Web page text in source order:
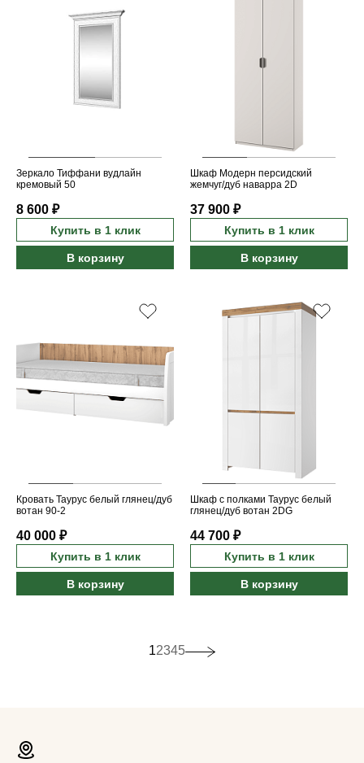
Зеркало Тиффани вудлайн
кремовый 50
8 600 ₽
Купить в 1 клик
В корзину
Шкаф Модерн персидский
жемчуг/дуб наварра 2D
37 900 ₽
Купить в 1 клик
В корзину
Кровать Таурус белый глянец/дуб
вотан 90-2
40 000 ₽
Купить в 1 клик
В корзину
Шкаф с полками Таурус белый
глянец/дуб вотан 2DG
44 700 ₽
Купить в 1 клик
В корзину
12345